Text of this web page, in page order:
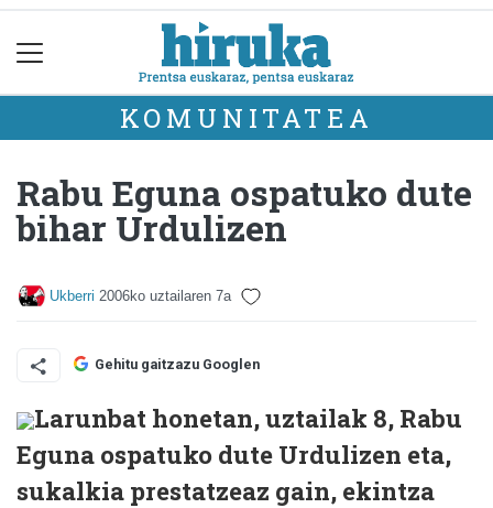
KOMUNITATEA
Rabu Eguna ospatuko dute
bihar Urdulizen
Ukberri 2006ko uztailaren 7a
Gehitu gaitzazu Googlen
Larunbat honetan, uztailak 8, Rabu
Eguna ospatuko dute Urdulizen eta,
sukalkia prestatzeaz gain, ekintza